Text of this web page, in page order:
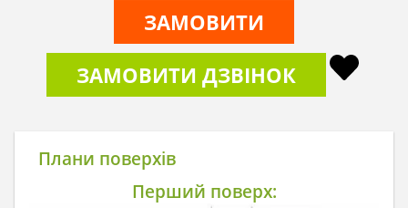
ЗАМОВИТИ
ЗАМОВИТИ ДЗВІНОК
Плани поверхів
Перший поверх: